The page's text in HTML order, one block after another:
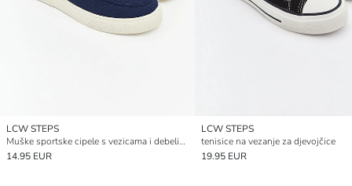
LCW STEPS
Muške sportske cipele s vezicama i debelim potplatom
14.95 EUR
LCW STEPS
tenisice na vezanje za djevojčice
19.95 EUR